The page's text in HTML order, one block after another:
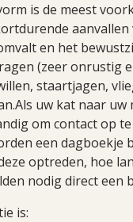
is de meest
en het
(zeer onrustig
staartjagen,
uw kat naar
om contact op
een dagboekje
optreden, hoe
nodig direct een
is: